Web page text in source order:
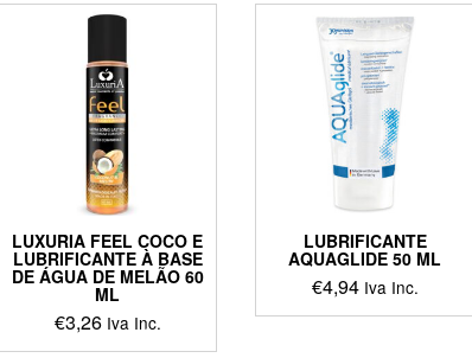
LUXURIA FEEL COCO E
LUBRIFICANTE À BASE
DE ÁGUA DE MELÃO 60
ML
€3,26 Iva Inc.
LUBRIFICANTE
AQUAGLIDE 50 ML
€4,94 Iva Inc.